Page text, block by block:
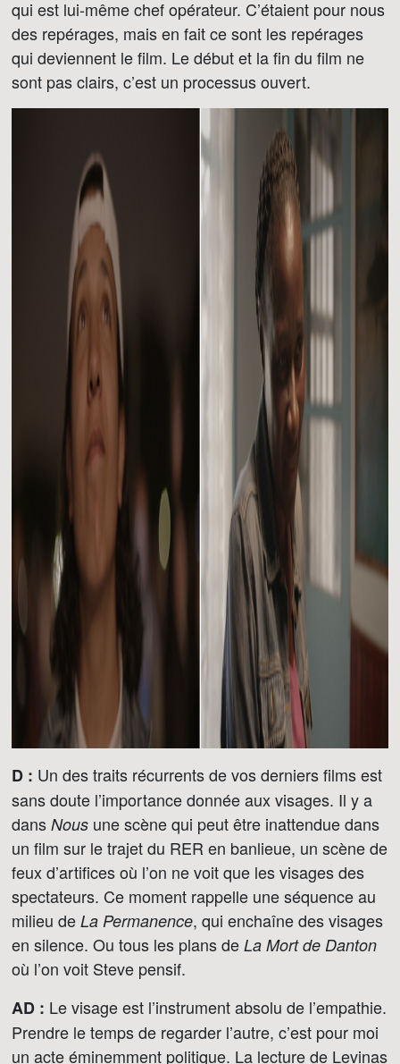
qui est lui-même chef opérateur. C’étaient pour nous
des repérages, mais en fait ce sont les repérages
qui deviennent le film. Le début et la fin du film ne
sont pas clairs, c’est un processus ouvert.
D : Un des traits récurrents de vos derniers films est
sans doute l’importance donnée aux visages. Il y a
dans Nous une scène qui peut être inattendue dans
un film sur le trajet du RER en banlieue, un scène de
feux d’artifices où l’on ne voit que les visages des
spectateurs. Ce moment rappelle une séquence au
milieu de La Permanence, qui enchaîne des visages
en silence. Ou tous les plans de La Mort de Danton
où l’on voit Steve pensif.
AD : Le visage est l’instrument absolu de l’empathie.
Prendre le temps de regarder l’autre, c’est pour moi
un acte éminemment politique. La lecture de Levinas